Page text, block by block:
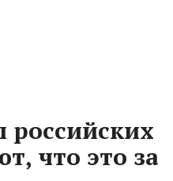
российских
что это за